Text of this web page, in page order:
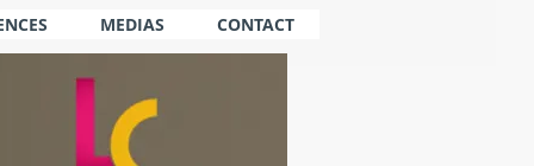
MEDIAS CONTACT